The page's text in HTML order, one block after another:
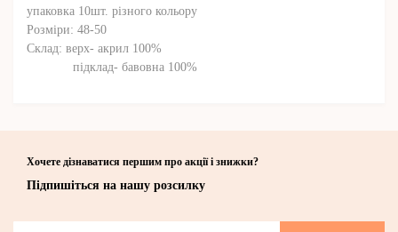
упаковка 10шт. різного кольору
Розміри: 48-50
Склад: верх- акрил 100%
підклад- бавовна 100%
Хочете дізнаватися першим про акції і знижки?
Підпишіться на нашу розсилку